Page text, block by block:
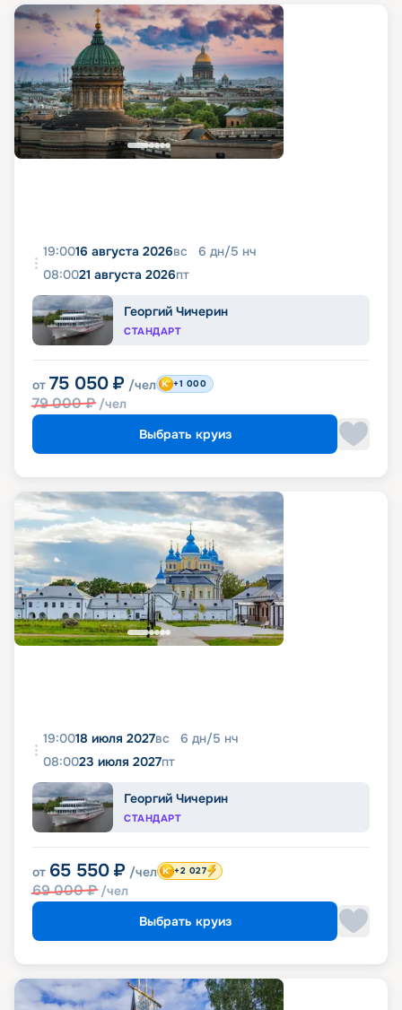
19:0016 августа 2026вс 6 дн/5 нч
08:0021 августа 2026пт
Георгий Чичерин
СТАНДАРТ
от 75 050 ₽ /чел
79 000₽ /чел
+1 000
Выбрать круиз
19:0018 июля 2027вс 6 дн/5 нч
08:0023 июля 2027пт
Георгий Чичерин
СТАНДАРТ
от 65 550 ₽ /чел
69 000₽ /чел
+2 027
Выбрать круиз